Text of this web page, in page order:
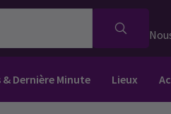
& Dernière Minute Lieux